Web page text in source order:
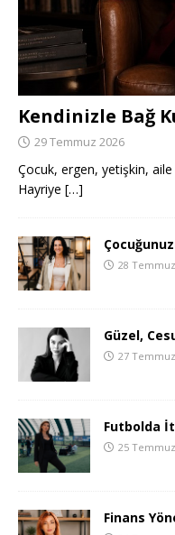
Kendinizle Bağ
29 Temmuz 2026
Çocuk, ergen, yetişkin,
Hayriye […]
28
Güzel,
27
Futbolda
25
Finans